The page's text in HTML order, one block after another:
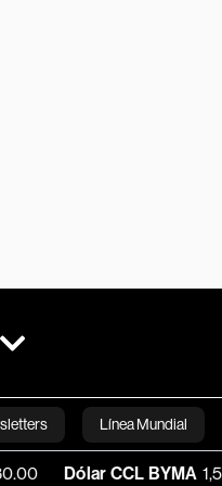
Línea Mundial
Bloomberg
CCL BYMA 1,576.23